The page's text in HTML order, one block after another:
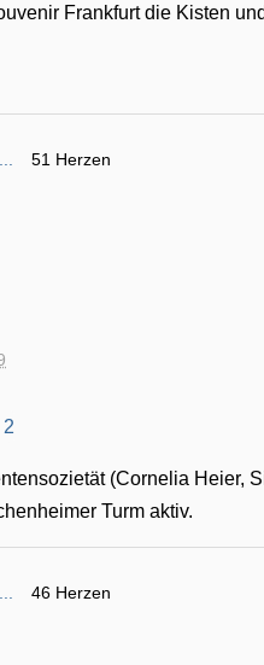
Frankfurt die Kisten
51 Herzen
(Cornelia Heier,
Turm aktiv.
46 Herzen